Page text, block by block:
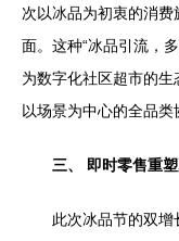
次以冰品为初衷的消
面。这种“冰品引流，
为数字化社区超市的
以场景为中心的全品类
三、 即时零售重
此次冰品节的双